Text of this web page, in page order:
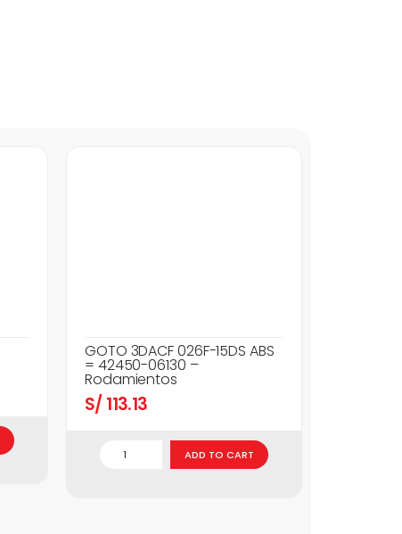
GOTO 3DACF 026F-15DS ABS
= 42450-06130 –
Rodamientos
S/ 113.13
ADD TO CART